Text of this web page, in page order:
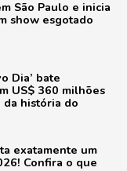
São Paulo e inicia
show esgotado
Dia’ bate
US$ 360 milhões
da história do
exatamente um
Confira o que